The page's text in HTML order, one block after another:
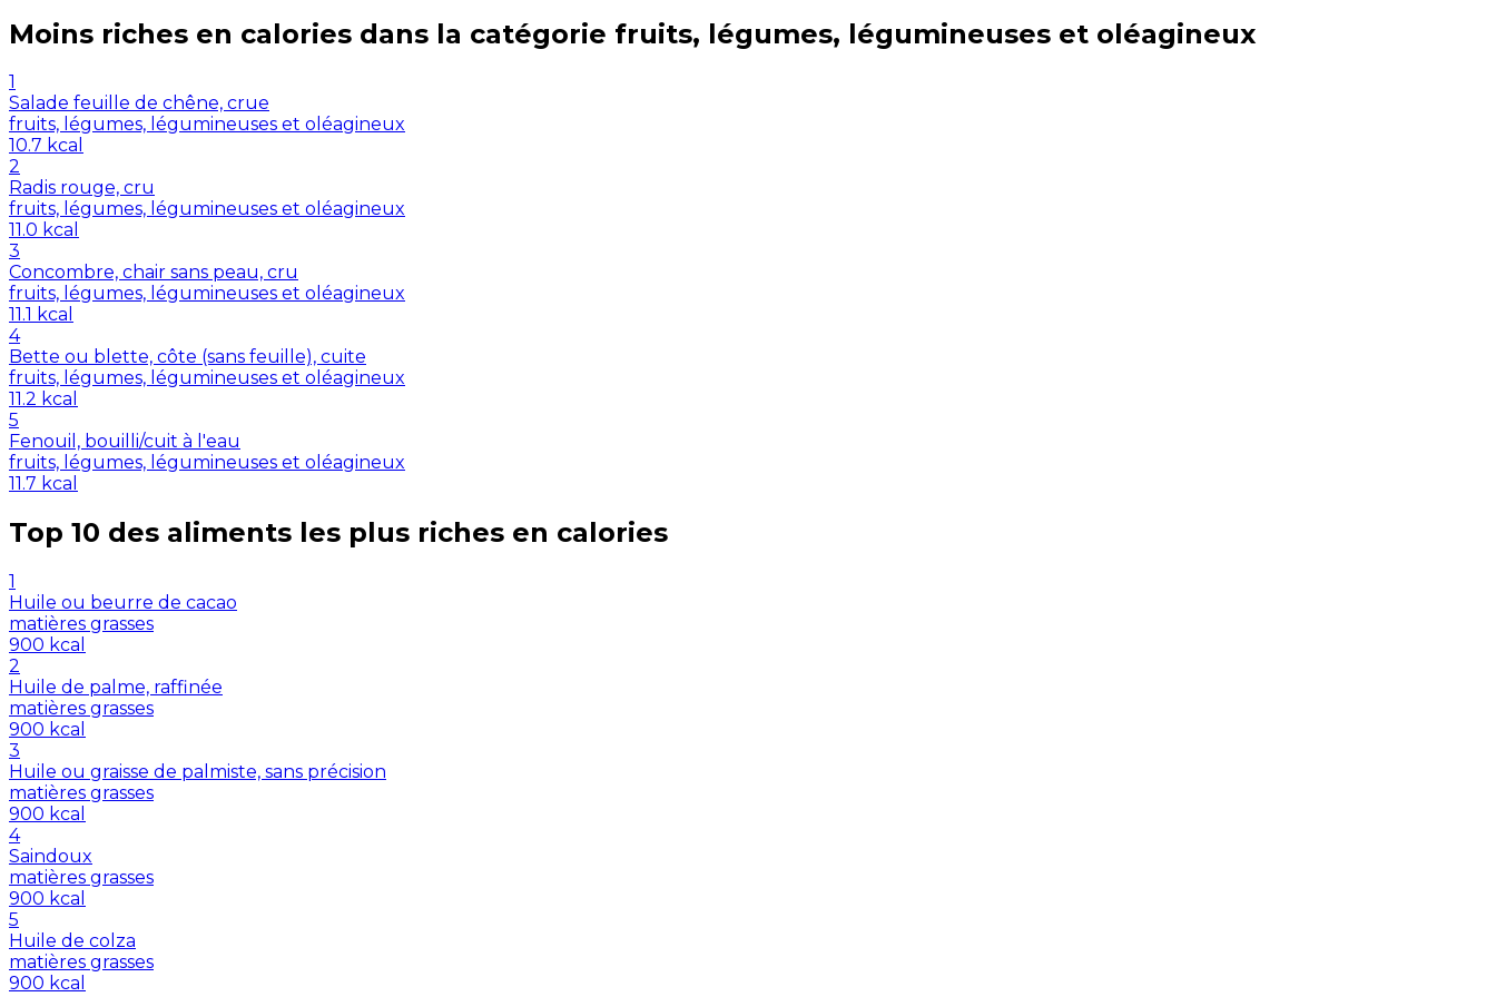
Moins riches en calories dans la catégorie fruits, légumes, légumineuses et oléagineux
1
Salade feuille de chêne, crue
fruits, légumes, légumineuses et oléagineux
10.7 kcal
2
Radis rouge, cru
fruits, légumes, légumineuses et oléagineux
11.0 kcal
3
Concombre, chair sans peau, cru
fruits, légumes, légumineuses et oléagineux
11.1 kcal
4
Bette ou blette, côte (sans feuille), cuite
fruits, légumes, légumineuses et oléagineux
11.2 kcal
5
Fenouil, bouilli/cuit à l'eau
fruits, légumes, légumineuses et oléagineux
11.7 kcal
Top 10 des aliments les plus riches en calories
1
Huile ou beurre de cacao
matières grasses
900 kcal
2
Huile de palme, raffinée
matières grasses
900 kcal
3
Huile ou graisse de palmiste, sans précision
matières grasses
900 kcal
4
Saindoux
matières grasses
900 kcal
5
Huile de colza
matières grasses
900 kcal